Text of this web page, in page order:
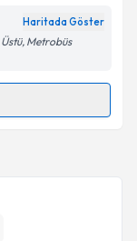
Aydınlatma
belirtilen
Haritada Göster
Metrobüs
ile